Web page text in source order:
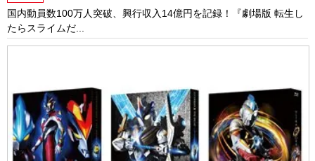
国内動員数100万人突破、興行収入14億円を記録！『劇場版 転生し
たらスライムだ...